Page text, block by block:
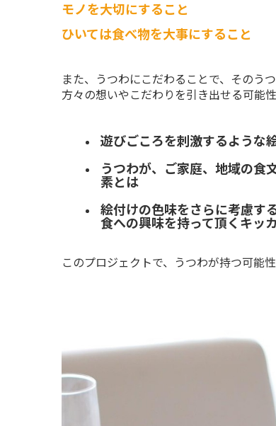
モノを大切にすること
ひいては食べ物を大事にすること
また、うつわにこだわることで、そのう
方々の想いやこだわりを引き出せる可能
遊びごころを刺激するような
うつわが、ご家庭、地域の食
素とは
絵付けの色味をさらに考慮す
食への興味を持って頂くキッ
このプロジェクトで、うつわが持つ可能